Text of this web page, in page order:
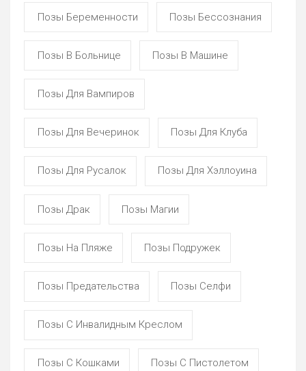
Позы Беременности Позы Бессознания
Позы В Больнице Позы В Машине
Позы Для Вампиров
Позы Для Вечеринок Позы Для Клуба
Позы Для Русалок Позы Для Хэллоуина
Позы Драк Позы Магии
Позы На Пляже Позы Подружек
Позы Предательства Позы Селфи
Позы С Инвалидным Креслом
Позы С Кошками Позы С Пистолетом